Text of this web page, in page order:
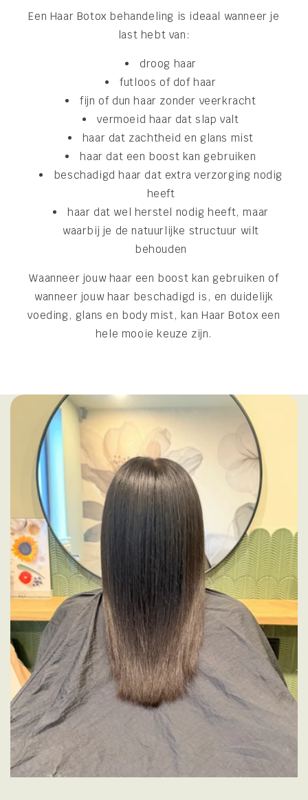
Een Haar Botox behandeling is ideaal wanneer je
last hebt van:
droog haar
futloos of dof haar
fijn of dun haar zonder veerkracht
vermoeid haar dat slap valt
haar dat zachtheid en glans mist
haar dat een boost kan gebruiken
beschadigd haar dat extra verzorging nodig
heeft
haar dat wel herstel nodig heeft, maar
waarbij je de natuurlijke structuur wilt
behouden
Waanneer jouw haar een boost kan gebruiken of
wanneer jouw haar beschadigd is, en duidelijk
voeding, glans en body mist, kan Haar Botox een
hele mooie keuze zijn.